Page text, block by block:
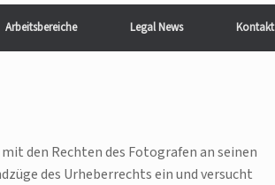
Arbeitsbereiche Legal News Kontakt
mit den Rechten des Fotografen an seinen
des Urheberrechts ein und versucht